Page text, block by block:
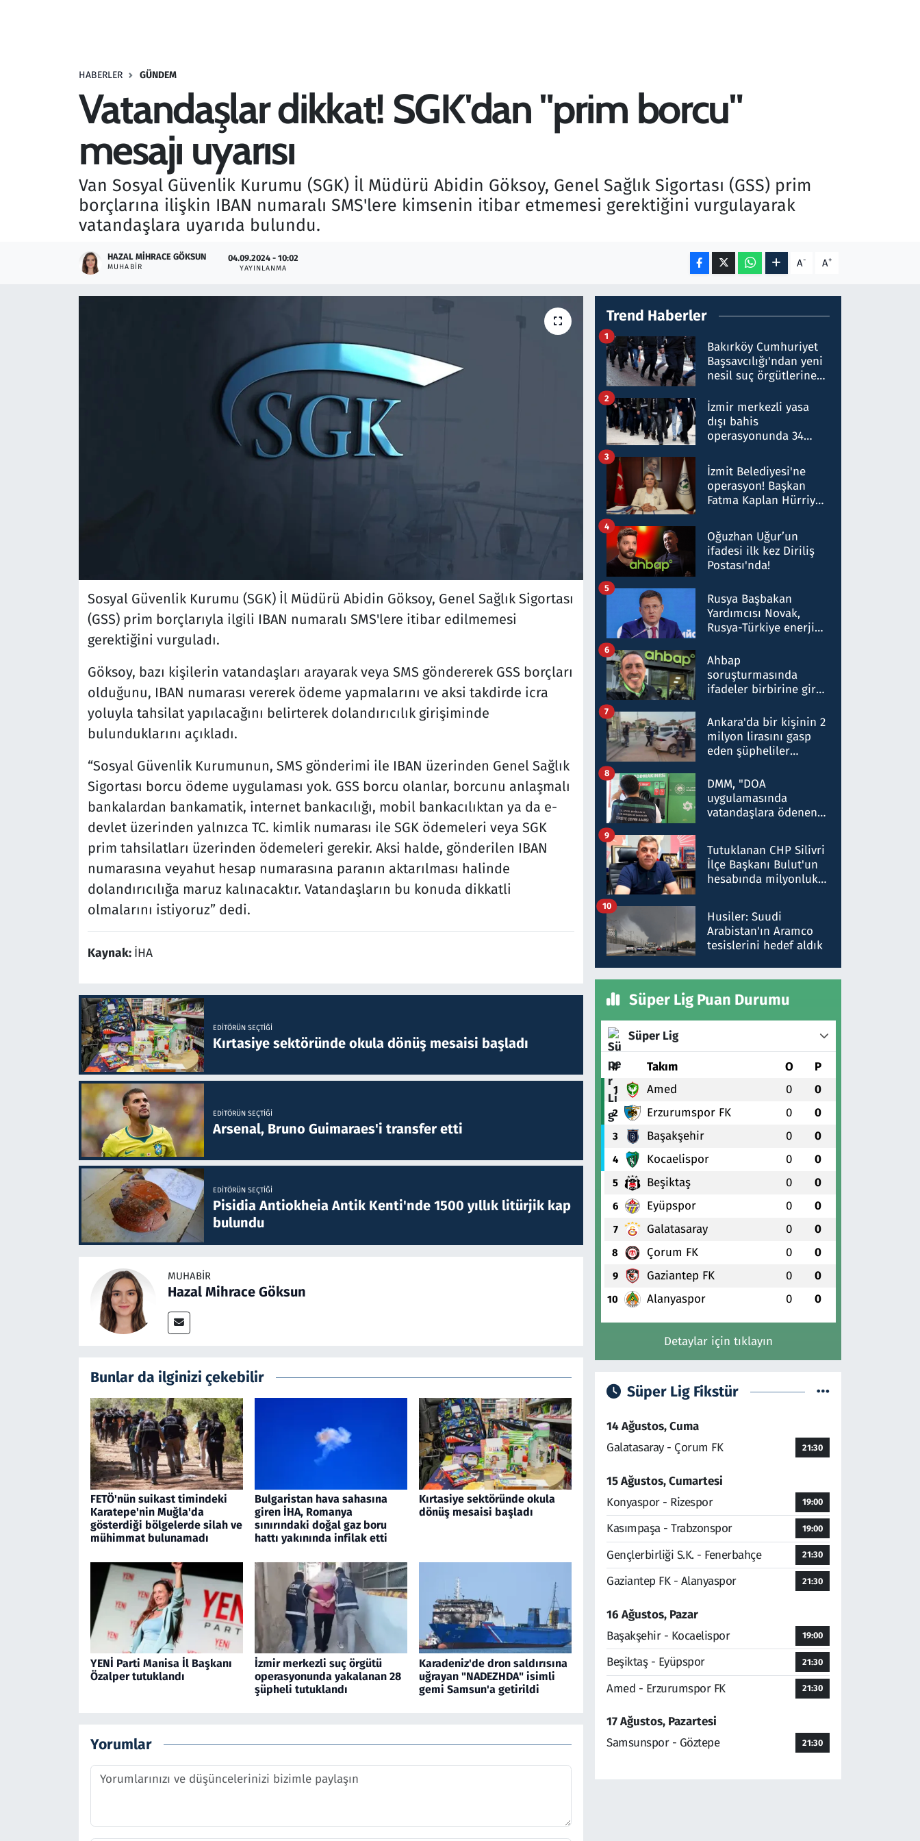
HABERLER GÜNDEM
Vatandaşlar dikkat! SGK'dan "prim borcu"
mesajı uyarısı
Van Sosyal Güvenlik Kurumu (SGK) İl Müdürü Abidin Göksoy, Genel Sağlık Sigortası (GSS) prim
borçlarına ilişkin IBAN numaralı SMS'lere kimsenin itibar etmemesi gerektiğini vurgulayarak
vatandaşlara uyarıda bulundu.
HAZAL MIHRACE GÖKSUN
MUHABIR
04.09.2024 - 10:02
YAYINLANMA A- A+
Sosyal Güvenlik Kurumu (SGK) İl Müdürü Abidin Göksoy, Genel Sağlık Sigortası
(GSS) prim borçlarıyla ilgili IBAN numaralı SMS'lere itibar edilmemesi
gerektiğini vurguladı.
Göksoy, bazı kişilerin vatandaşları arayarak veya SMS göndererek GSS borçları
olduğunu, IBAN numarası vererek ödeme yapmalarını ve aksi takdirde icra
yoluyla tahsilat yapılacağını belirterek dolandırıcılık girişiminde
bulunduklarını açıkladı.
“Sosyal Güvenlik Kurumunun, SMS gönderimi ile IBAN üzerinden Genel Sağlık
Sigortası borcu ödeme uygulaması yok. GSS borcu olanlar, borcunu anlaşmalı
bankalardan bankamatik, internet bankacılığı, mobil bankacılıktan ya da e-
devlet üzerinden yalnızca TC. kimlik numarası ile SGK ödemeleri veya SGK
prim tahsilatları üzerinden ödemeleri gerekir. Aksi halde, gönderilen IBAN
numarasına veyahut hesap numarasına paranın aktarılması halinde
dolandırıcılığa maruz kalınacaktır. Vatandaşların bu konuda dikkatli
olmalarını istiyoruz” dedi.
Kaynak: İHA
EDITÖRÜN SEÇTIĞI
Kırtasiye sektöründe okula dönüş mesaisi başladı
EDITÖRÜN SEÇTIĞI
Arsenal, Bruno Guimaraes'i transfer etti
EDITÖRÜN SEÇTIĞI
Pisidia Antiokheia Antik Kenti'nde 1500 yıllık litürjik kap
bulundu
MUHABIR
Hazal Mihrace Göksun
Bunlar da ilginizi çekebilir
FETÖ'nün suikast timindeki
Karatepe'nin Muğla'da
gösterdiği bölgelerde silah ve
mühimmat bulunamadı
Bulgaristan hava sahasına
giren İHA, Romanya
sınırındaki doğal gaz boru
hattı yakınında infilak etti
Kırtasiye sektöründe okula
dönüş mesaisi başladı
YENİ Parti Manisa İl Başkanı
Özalper tutuklandı
İzmir merkezli suç örgütü
operasyonunda yakalanan 28
şüpheli tutuklandı
Karadeniz'de dron saldırısına
uğrayan "NADEZHDA" isimli
gemi Samsun'a getirildi
Yorumlar
Trend Haberler
Bakırköy Cumhuriyet
Başsavcılığı'ndan yeni
nesil suç örgütlerine
hakkında gözaltı kararı
1
İzmir merkezli yasa
dışı bahis
operasyonunda 34
Milyar liralık para
trafiği tespit edildi
2
İzmit Belediyesi'ne
operasyon! Başkan
Fatma Kaplan Hürriyet
3
Oğuzhan Uğur’un
ifadesi ilk kez Diriliş
Postası'nda!
4
Rusya Başbakan
Yardımcısı Novak,
Rusya-Türkiye enerji
nitelikte olduğunu
belirtti
5
Ahbap
soruşturmasında
ifadeler birbirine girdi:
ifadelerinden ortaya
çıkan tablo şok etti
6
Ankara'da bir kişinin 2
milyon lirasını gasp
eden şüpheliler
7
DMM, "DOA
uygulamasında
vatandaşlara ödenen
düşürüldüğü" iddiasını
yalanladı
8
Tutuklanan CHP Silivri
İlçe Başkanı Bulut'un
hesabında milyonluk
talimat verdi, ben
gönderdim
9
Husiler: Suudi
Arabistan'ın Aramco
tesislerini hedef aldık
10
Süper Lig Puan Durumu
Süper Lig
# Takım O P
1 Amed 0 0
2 Erzurumspor FK 0 0
3 Başakşehir 0 0
4 Kocaelispor 0 0
5 Beşiktaş 0 0
6 Eyüpspor 0 0
7 Galatasaray 0 0
8 Çorum FK 0 0
9 Gaziantep FK 0 0
10 Alanyaspor 0 0
Detaylar için tıklayın
Süper Lig Fikstür
14 Ağustos, Cuma
Galatasaray - Çorum FK
21:30
15 Ağustos, Cumartesi
Konyaspor - Rizespor
19:00
Kasımpaşa - Trabzonspor 19:00
Gençlerbirliği S.K. - Fenerbahçe 21:30
Gaziantep FK - Alanyaspor 21:30
16 Ağustos, Pazar
Başakşehir - Kocaelispor
19:00
Beşiktaş - Eyüpspor 21:30
Amed - Erzurumspor FK 21:30
17 Ağustos, Pazartesi
Samsunspor - Göztepe
21:30
Televizyon